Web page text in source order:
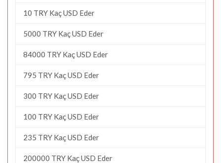
10 TRY Kaç USD Eder
5000 TRY Kaç USD Eder
84000 TRY Kaç USD Eder
795 TRY Kaç USD Eder
300 TRY Kaç USD Eder
100 TRY Kaç USD Eder
235 TRY Kaç USD Eder
200000 TRY Kaç USD Eder